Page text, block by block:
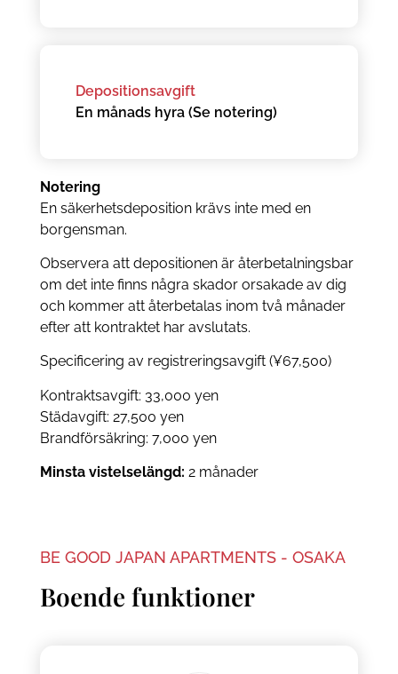
Depositionsavgift
En månads hyra (Se notering)
Notering
En säkerhetsdeposition krävs inte med en
borgensman.
Observera att depositionen är återbetalningsbar
om det inte finns några skador orsakade av dig
och kommer att återbetalas inom två månader
efter att kontraktet har avslutats.
Specificering av registreringsavgift (¥67,500)
Kontraktsavgift: 33,000 yen
Städavgift: 27,500 yen
Brandförsäkring: 7,000 yen
Minsta vistelselängd: 2 månader
BE GOOD JAPAN APARTMENTS - OSAKA
Boende funktioner